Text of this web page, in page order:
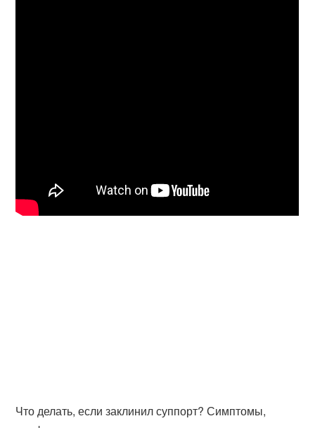
Что делать, если заклинил суппорт? Симптомы,